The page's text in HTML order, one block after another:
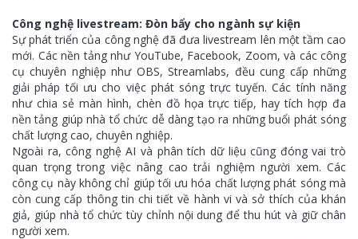
Công nghệ livestream: Đòn bẩy cho ngành sự kiện
Sự phát triển của công nghệ đã đưa livestream lên một tầm cao
mới. Các nền tảng như YouTube, Facebook, Zoom, và các công
cụ chuyên nghiệp như OBS, Streamlabs, đều cung cấp những
giải pháp tối ưu cho việc phát sóng trực tuyến. Các tính năng
như chia sẻ màn hình, chèn đồ họa trực tiếp, hay tích hợp đa
nền tảng giúp nhà tổ chức dễ dàng tạo ra những buổi phát sóng
chất lượng cao, chuyên nghiệp.
Ngoài ra, công nghệ AI và phân tích dữ liệu cũng đóng vai trò
quan trọng trong việc nâng cao trải nghiệm người xem. Các
công cụ này không chỉ giúp tối ưu hóa chất lượng phát sóng mà
còn cung cấp thông tin chi tiết về hành vi và sở thích của khán
giả, giúp nhà tổ chức tùy chỉnh nội dung để thu hút và giữ chân
người xem.